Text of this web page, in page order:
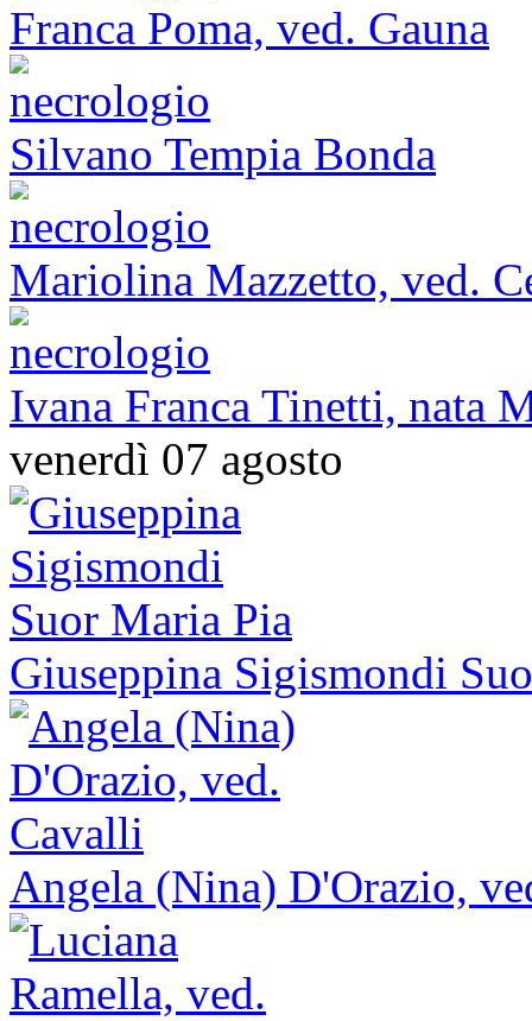
Franca Poma, ved. Gauna
Silvano Tempia Bonda
Mariolina Mazzetto, ved.
Ivana Franca Tinetti, nata
venerdì 07 agosto
Giuseppina Sigismondi
Angela (Nina) D'Orazio,